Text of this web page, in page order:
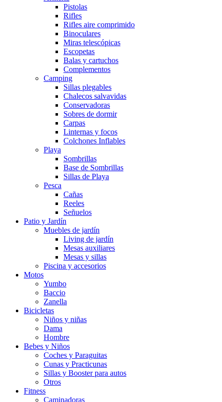
Pistolas
Rifles
Rifles aire comprimido
Binoculares
Miras telescópicas
Escopetas
Balas y cartuchos
Complementos
Camping
Sillas plegables
Chalecos salvavidas
Conservadoras
Sobres de dormir
Carpas
Linternas y focos
Colchones Inflables
Playa
Sombrillas
Base de Sombrillas
Sillas de Playa
Pesca
Cañas
Reeles
Señuelos
Patio y Jardín
Muebles de jardín
Living de jardín
Mesas auxiliares
Mesas y sillas
Piscina y accesorios
Motos
Yumbo
Baccio
Zanella
Bicicletas
Niños y niñas
Dama
Hombre
Bebes y Niños
Coches y Paraguitas
Cunas y Practicunas
Sillas y Booster para autos
Otros
Fitness
Caminadoras